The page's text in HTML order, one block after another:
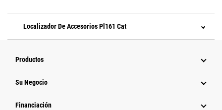
Localizador De Accesorios Pl161 Cat
Productos
Su Negocio
Financiación